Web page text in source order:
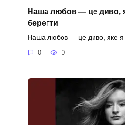
Наша любов — це диво,
берегти
Наша любов — це диво, яке я
0 0